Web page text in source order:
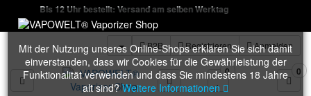
Bis 12 Uhr bestellt: Versand am selben Werktag
B2B Registrieren Anmelden
Toggle navigation
0 0
Mit der Nutzung unseres Online-Shops erklären Sie sich damit
einverstanden, dass wir Cookies für die Gewährleistung der
Funktionalität verwenden und dass Sie mindestens 18 Jahre
alt sind?Weitere Informationen